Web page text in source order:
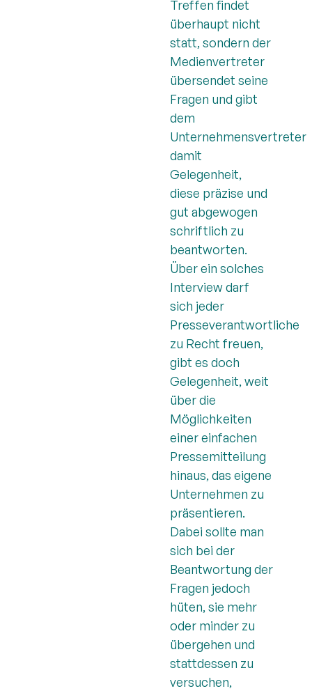
Treffen findet
überhaupt nicht
statt, sondern der
Medienvertreter
übersendet seine
Fragen und gibt
dem
Unternehmensvertreter
damit
Gelegenheit,
diese präzise und
gut abgewogen
schriftlich zu
beantworten.
Über ein solches
Interview darf
sich jeder
Presseverantwortliche
zu Recht freuen,
gibt es doch
Gelegenheit, weit
über die
Möglichkeiten
einer einfachen
Pressemitteilung
hinaus, das eigene
Unternehmen zu
präsentieren.
Dabei sollte man
sich bei der
Beantwortung der
Fragen jedoch
hüten, sie mehr
oder minder zu
übergehen und
stattdessen zu
versuchen,